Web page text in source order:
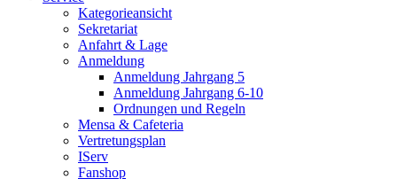
Kategorieansicht
Sekretariat
Anfahrt & Lage
Anmeldung
Anmeldung Jahrgang 5
Anmeldung Jahrgang 6-10
Ordnungen und Regeln
Mensa & Cafeteria
Vertretungsplan
IServ
Fanshop